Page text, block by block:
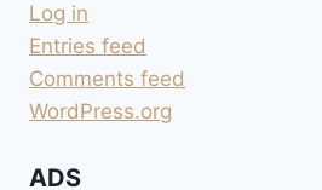
Log in
Entries feed
Comments feed
WordPress.org
ADS